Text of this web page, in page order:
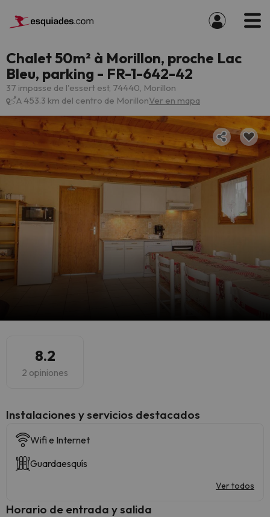
Chalet 50m² à Morillon, proche Lac
Bleu, parking - FR-1-642-42
37 impasse de l'essert est, 74440, Morillon
A 453.3 km del centro de MorillonVer en mapa
8.2
2 opiniones
Instalaciones y servicios destacados
Wifi e Internet
Guardaesquís
Ver todos
Horario de entrada y salida